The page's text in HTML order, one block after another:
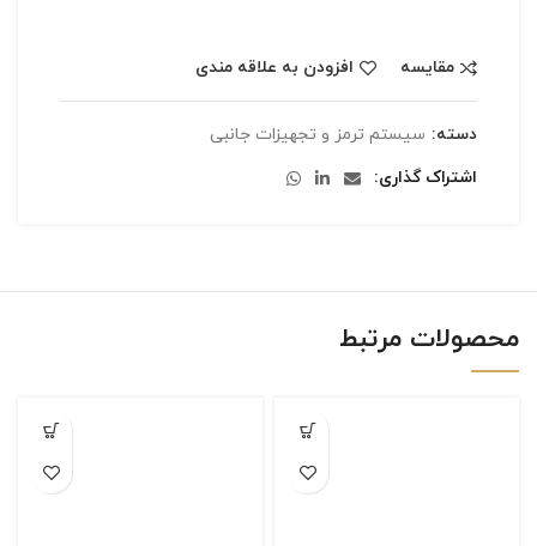
مقایسه افزودن به علاقه مندی
دسته: سیستم ترمز و تجهیزات جانبی
اشتراک گذاری
محصولات مرتبط